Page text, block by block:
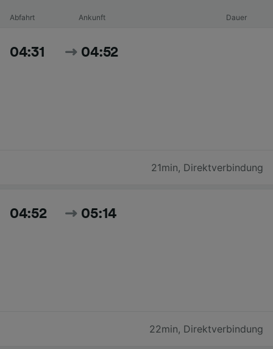
Abfahrt Ankunft Dauer
04:31 04:52
21min, Direktverbindung
04:52 05:14
22min, Direktverbindung